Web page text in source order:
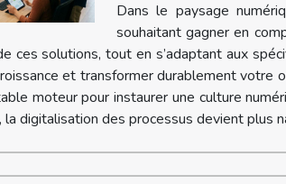
Dans le paysage
souhaitant gagner en
ces solutions, tout en s’adaptant aux
et transformer durablement votre
moteur pour instaurer une culture
digitalisation des processus devient plus